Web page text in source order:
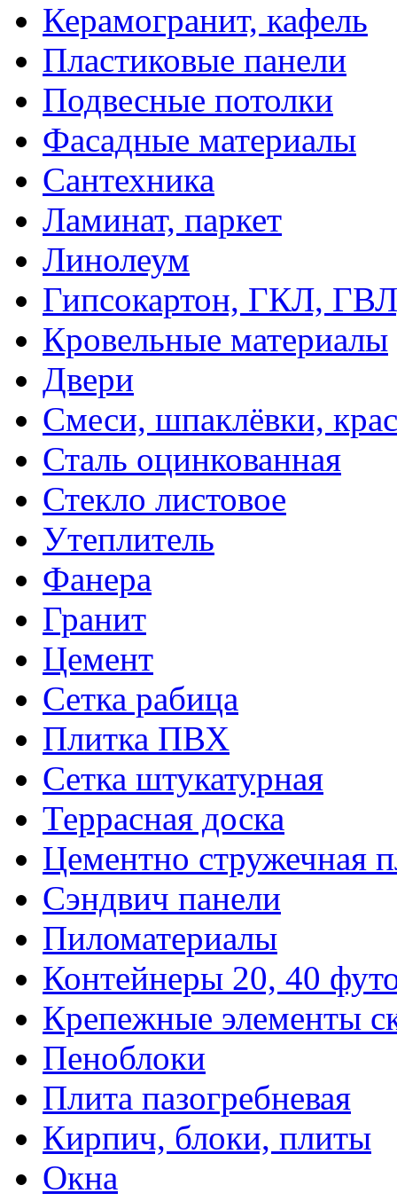
Керамогранит, кафель
Пластиковые панели
Подвесные потолки
Фасадные материалы
Сантехника
Ламинат, паркет
Линолеум
Гипсокартон, ГКЛ,
Кровельные материалы
Двери
Смеси, шпаклёвки,
Сталь оцинкованная
Стекло листовое
Утеплитель
Фанера
Гранит
Цемент
Сетка рабица
Плитка ПВХ
Сетка штукатурная
Террасная доска
Цементно стружечная
Сэндвич панели
Пиломатериалы
Контейнеры 20, 40
Крепежные элементы
Пеноблоки
Плита пазогребневая
Кирпич, блоки, плиты
Окна